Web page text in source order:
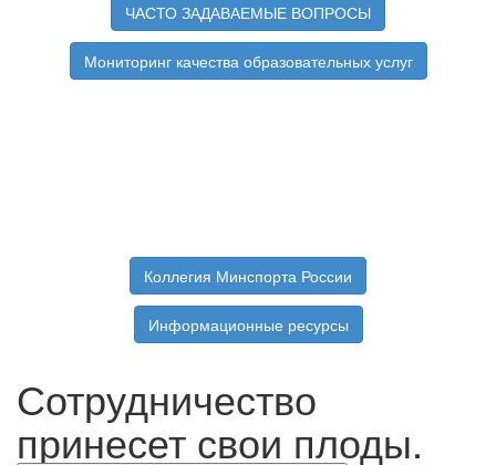
ЧАСТО ЗАДАВАЕМЫЕ ВОПРОСЫ
Мониторинг качества образовательных услуг
Коллегия Минспорта России
Информационные ресурсы
Сотрудничество
принесет свои плоды.